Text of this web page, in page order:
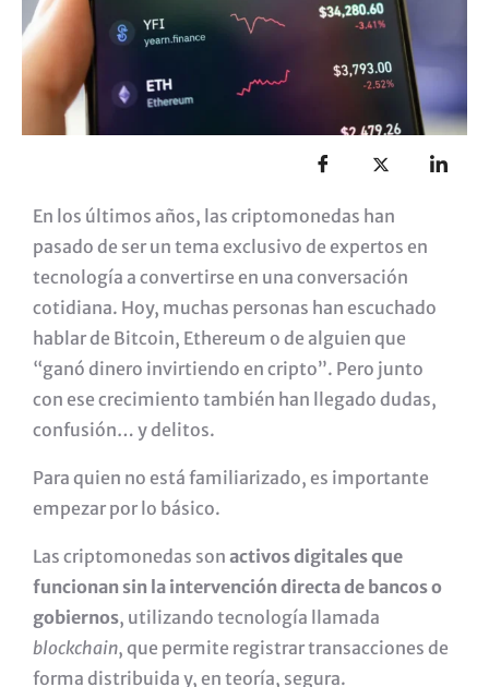
En los últimos años, las criptomonedas han
pasado de ser un tema exclusivo de expertos en
tecnología a convertirse en una conversación
cotidiana. Hoy, muchas personas han escuchado
hablar de Bitcoin, Ethereum o de alguien que
“ganó dinero invirtiendo en cripto”. Pero junto
con ese crecimiento también han llegado dudas,
confusión… y delitos.
Para quien no está familiarizado, es importante
empezar por lo básico.
Las criptomonedas son activos digitales que
funcionan sin la intervención directa de bancos o
gobiernos, utilizando tecnología llamada
blockchain, que permite registrar transacciones de
forma distribuida y, en teoría, segura.